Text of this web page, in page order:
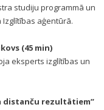
studiju programmā un
aģentūrā.
(45 min)
eksperts izglītības un
distanču rezultātiem”